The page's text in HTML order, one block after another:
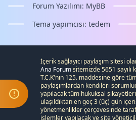
Forum Yazılımı: MyBB
Tema yapımcısı: tedem
İçerik sağlayıcı paylaşım sitesi
Ana Forumsitemizde 5651 sayılı
T.C.K'nın 125. maddesine göre
paylaşımlardan kendileri
yapılacak tüm hukuksal şikayetleri
ulaşıldıktan en geç 3 (üç) gün
yönetmenlikler çerçevesinde
işlemler yapılacak ve site